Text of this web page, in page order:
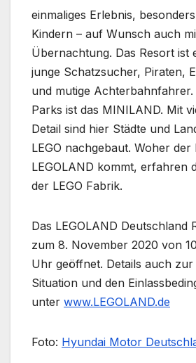
einmaliges Erlebnis,
Kindern – auf Wunsch auch
Übernachtung. Das Resort ist
junge Schatzsucher, Piraten,
und mutige
Parks ist das MINILAND. Mit
Detail sind hier Städte und
LEGO nachgebaut. Woher
LEGOLAND kommt, erfahren
der LEGO Fabrik.
Das LEGOLAND Deutschland
zum 8. November 2020 von
Uhr geöffnet. Details auch
Situation und den
unter www.LEGOLAND.de
Foto: Hyundai Motor